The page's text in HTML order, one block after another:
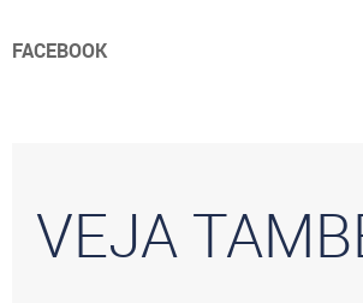
FACEBOOK
VEJA